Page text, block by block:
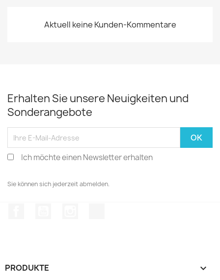
Aktuell keine Kunden-Kommentare
Erhalten Sie unsere Neuigkeiten und
Sonderangebote
Ich möchte einen Newsletter erhalten
Sie können sich jederzeit abmelden.
PRODUKTE 